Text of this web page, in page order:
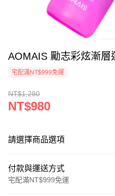
AOMAIS 勵志彩炫漸層
宅配滿NT$999免運
NT$1,280
NT$980
請選擇商品選項
付款與運送方式
宅配滿NT$999免運